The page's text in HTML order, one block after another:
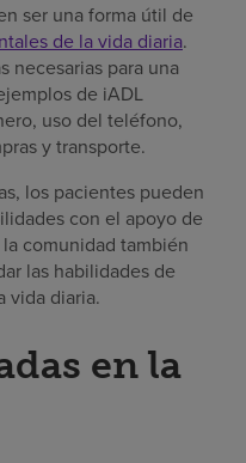
ser una forma útil de
de la vida diaria.
necesarias para una
de iADL
uso del teléfono,
y transporte.
los pacientes pueden
con el apoyo de
comunidad también
las habilidades de
vida diaria.
en la